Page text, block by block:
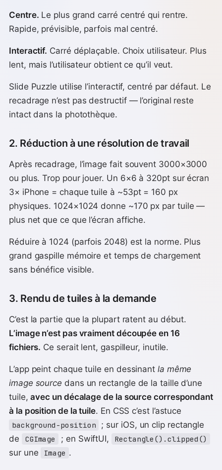
Centre. Le plus grand carré centré qui rentre.
Rapide, prévisible, parfois mal centré.
Interactif. Carré déplaçable. Choix utilisateur. Plus
lent, mais l’utilisateur obtient ce qu’il veut.
Slide Puzzle utilise l’interactif, centré par défaut. Le
recadrage n’est pas destructif — l’original reste
intact dans la photothèque.
2. Réduction à une résolution de travail
Après recadrage, l’image fait souvent 3000×3000
ou plus. Trop pour jouer. Un 6×6 à 320pt sur écran
3× iPhone = chaque tuile à ~53pt = 160 px
physiques. 1024×1024 donne ~170 px par tuile —
plus net que ce que l’écran affiche.
Réduire à 1024 (parfois 2048) est la norme. Plus
grand gaspille mémoire et temps de chargement
sans bénéfice visible.
3. Rendu de tuiles à la demande
C’est la partie que la plupart ratent au début.
L’image n’est pas vraiment découpée en 16
fichiers. Ce serait lent, gaspilleur, inutile.
L’app peint chaque tuile en dessinant la même
image source dans un rectangle de la taille d’une
tuile,avec un décalage de la source correspondant
à la position de la tuile. En CSS c’est l’astuce
background-position
; sur iOS, un clip rectangle
de
CGImage ; en SwiftUI, Rectangle().clipped()
sur une Image .